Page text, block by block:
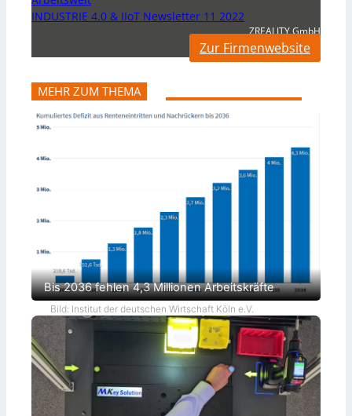
INDUSTRIE 4.0 & IIoT Newsletter 11 2022
ZREALITY GmbH
Zur Firmenwebsite
MEHR ZUM THEMA
Bis 2036 fehlen 4,3 Millionen Arbeitskräfte
Bild: Institut der deutschen Wirtschaft Köln e.V.